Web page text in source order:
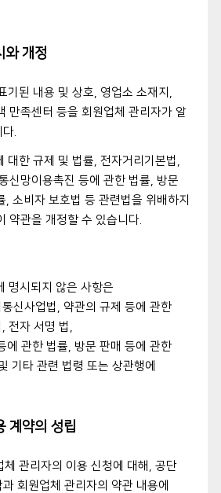
와 개정
된 내용 및 상호, 영업소 소재지,
만족센터 등을 회원업체 관리자가 알
.
한 규제 및 법률, 전자거리기본법,
신망이용촉진 등에 관한 법률, 방문
, 소비자 보호법 등 관련법을 위배하지
약관을 개정할 수 있습니다.
명시되지 않은 사항은
신사업법, 약관의 규제 등에 관한
전자 서명 법,
에 관한 법률, 방문 판매 등에 관한
기타 관련 법령 또는 상관행에
계약의 성립
관리자의 이용 신청에 대해, 공단
회원업체 관리자의 약관 내용에